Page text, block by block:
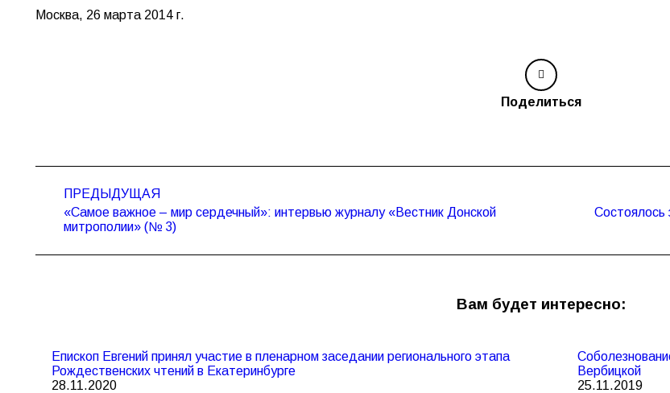
Москва, 26 марта 2014 г.
Поделиться
записям
ПРЕДЫДУЩАЯ
Предыдущая
запись:
«Самое важное – мир сердечный»: интервью журналу «Вестник Донской
митрополии» (№ 3)
Следующая
Состоялось
Вам будет интересно:
Епископ Евгений принял участие в пленарном заседании регионального этапа
Рождественских чтений в Екатеринбурге
28.11.2020
Вербицкой
25.11.2019